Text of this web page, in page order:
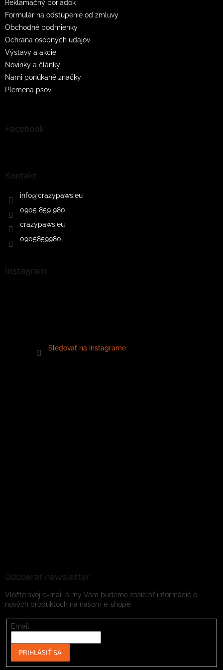
Reklamačný poriadok
Formulár na odstúpenie od zmluvy
Obchodné podmienky
Ochrana osobných údajov
Výstavy a akcie
Novinky a články
Nami ponúkané značky
Plemena psov
Facebook
Kontakt
info@crazypaws.eu
0905 859 980
crazypaws.eu
0905859980
Instagram
Sledovať na Instagrame
Odoberať newsletter
Vložte svoj e-mail a my Vám budeme zasielať informácie o
nových produktoch na našom e-shope.
Email
PRIHLÁSIŤ SA